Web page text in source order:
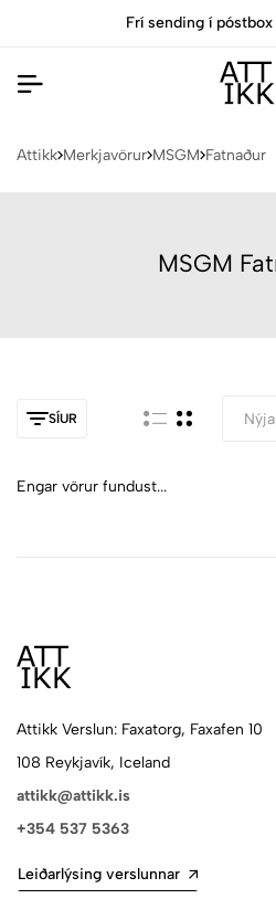
Frí sending í
Attikk Merkjavörur MSGM Fatnaður
MSGM
SÍUR
Engar vörur fundust...
Attikk Verslun: Faxatorg, Faxafen 10
108 Reykjavík, Iceland
attikk@attikk.is
+354 537 5363
Leiðarlýsing verslunnar